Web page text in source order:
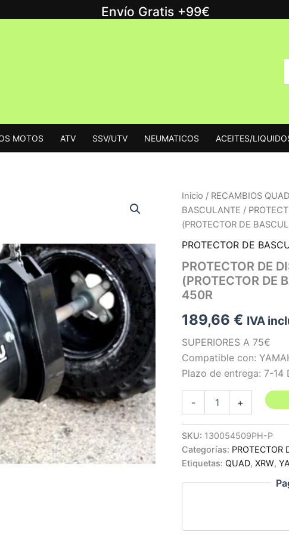
Envío Gratis +99€
MOTOS ATV SSV/UTV NEUMATICOS ACEITES/
Inicio / RECAMBIOS QUAD
BASCULANTE /
(PROTECTOR DE
PROTECTOR DE
PROTECTOR DE
(PROTECTOR DE
450R
189,66€ IVA
SUPERIORES A 75€
Compatible con:
Plazo de entrega: 7-14
-
Y
CORONA
EN
PHD
YAMAHA
+
SKU: 130054509PH-P
Categorías: PROTECTOR
Etiquetas:QUAD,XRW,